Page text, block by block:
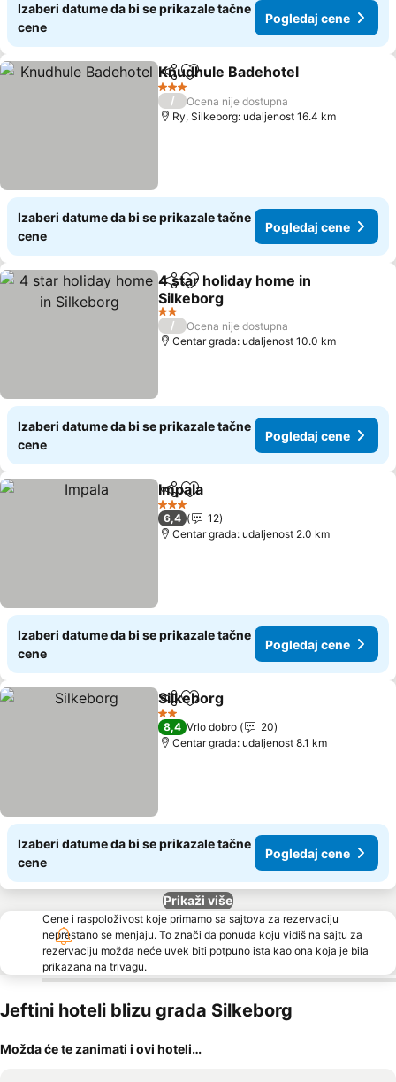
Izaberi datume da bi se prikazale tačne
cene
Pogledaj cene
Deli Dodati u favorite
Knudhule Badehotel
3 Zvezdice
/
Ocena nije dostupna
Ry, Silkeborg: udaljenost 16.4 km
Izaberi datume da bi se prikazale tačne
cene
Pogledaj cene
Deli Dodati u favorite
4 star holiday home in
Silkeborg
Pogledaj cene
2 Zvezdice
/
Ocena nije dostupna
Centar grada: udaljenost 10.0 km
Izaberi datume da bi se prikazale tačne
cene
Pogledaj cene
Deli Dodati u favorite
Impala
3 Zvezdice
6,4
12
Centar grada: udaljenost 2.0 km
Izaberi datume da bi se prikazale tačne
cene
Pogledaj cene
Deli Dodati u favorite
Silkeborg
2 Zvezdice
8,4 Vrlo dobro
20
Centar grada: udaljenost 8.1 km
Izaberi datume da bi se prikazale tačne
cene
Pogledaj cene
Prikaži više
Cene i raspoloživost koje primamo sa sajtova za rezervaciju
neprestano se menjaju. To znači da ponuda koju vidiš na sajtu za
rezervaciju možda neće uvek biti potpuno ista kao ona koja je bila
prikazana na trivagu.
Jeftini hoteli blizu grada Silkeborg
Možda će te zanimati i ovi hoteli…